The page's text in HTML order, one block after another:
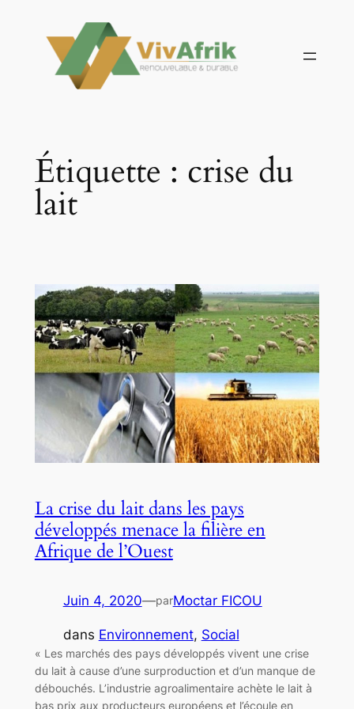
contenu
Étiquette : crise du
lait
La crise du lait dans les pays
développés menace la filière en
Afrique de l’Ouest
Juin 4, 2020—parMoctar FICOU
dans Environnement, Social
« Les marchés des pays développés vivent une crise
du lait à cause d’une surproduction et d’un manque de
débouchés. L’industrie agroalimentaire achète le lait à
bas prix aux producteurs européens et l’écoule en